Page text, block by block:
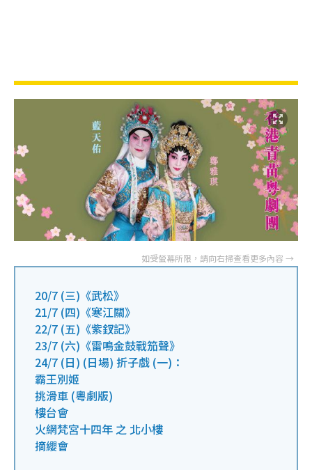
20/7 (三)《武松》
21/7 (四)《寒江關》
22/7 (五)《紫釵記》
23/7 (六)《雷鳴金鼓戰笳聲》
24/7 (日) (日場) 折子戲 (一)：
霸王別姬
挑滑車 (粵劇版)
樓台會
火網梵宮十四年 之 北小樓
摘纓會